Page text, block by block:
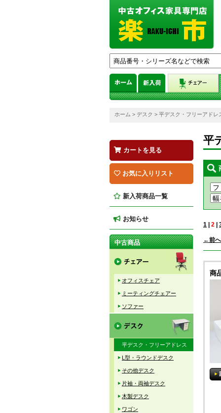
ホーム > デスク > 平デスク・フリーアドレ
平
1 2
←前へ
商
カートを見る
お気に入りリスト
新入荷商品一覧
お知らせ
中古商品
オフィスチェア
ミーティングチェアー
ソファー
平デスク・フリーアドレス
L型・ラウンドデスク
その他デスク
片袖・両袖デスク
木製デスク
ワゴン